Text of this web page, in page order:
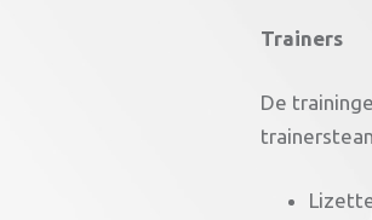
Trainers
De